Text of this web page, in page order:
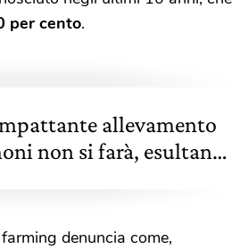
per cento.
allevamento
non si farà, esultano
denuncia come,